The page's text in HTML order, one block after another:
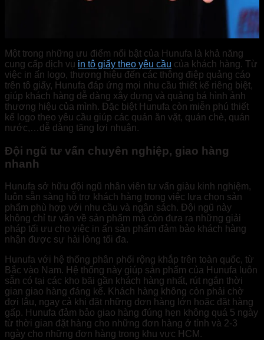
Một trong những ưu điểm nổi bật của Hunufa là khả năng
cung cấp dịch vụ in tô giấy theo yêu cầu của khách hàng. Từ
việc in ấn logo, thương hiệu đến các thông điệp quảng cáo
trên tô giấy, Hunufa đáp ứng mọi nhu cầu thiết kế riêng biệt,
giúp khách hàng dễ dàng xây dựng và quảng bá hình ảnh
thương hiệu của mình. Đặc biệt Hunufa còn miễn phú thiết
kế logo theo yêu cầu giúp các quán ăn vặt, quán chè, quán
nước,…dễ dàng tăng lợi nhuận.
Đội ngũ tư vấn chuyên nghiệp, giao hàng
nhanh
Hunufa sở hữu đội ngũ nhân viên tư vấn giàu kinh nghiệm,
luôn sẵn sàng hỗ trợ khách hàng trong việc lựa chọn sản
phẩm phù hợp với nhu cầu và ngân sách. Đội ngũ này
không chỉ tư vấn về sản phẩm mà còn đưa ra những giải
pháp tối ưu cho việc in ấn sản phẩm đảm bảo khách hàng
nhận được sự hài lòng tối đa.
Hunufa với hệ thống phân phối rộng khắp trên toàn quốc, từ
Bắc vào Nam. Hệ thống này giúp sản phẩm của Hunufa luôn
sẵn có tại các kho bãi gần khách hàng nhất, rút ngắn thời
gian giao hàng đáng kể. Khách hàng không còn phải chờ
đợi lâu, ngay cả khi đặt những đơn hàng lớn hoặc đặt hàng
gấp. Hunufa đảm bảo giao hàng đúng hẹn không quá 5 ngày
từ thời gian đặt hàng cho những đơn hàng ở tỉnh và 2-3
ngày cho những đơn hàng trong khu vực HCM.